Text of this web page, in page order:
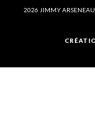
2026 JIMMY